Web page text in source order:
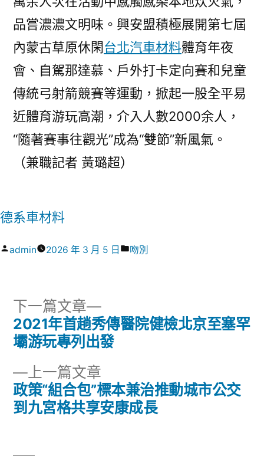
品嘗濃濃文明味。興安盟積極展開第七屆
內蒙古草原休閑台北汽車材料體育年夜
會、自駕那達慕、戶外打卡定向賽和兒童
傳統弓射箭競賽等運動，掀起一股全平易
近體育游玩高潮，介入人數2000余人，
“隨著賽事往觀光”成為“雙節”新風氣。
（兼職記者 黃璐超）
德系車材料
作
admin 2026 年 3 月 5 日
分
吻別
文
導
覽
上一篇文章
一
篇
政策“組合包”標本兼治推動城市公交
到九宮格共享安康成長
下一篇文章
下
一
篇
2021年首趟秀傳醫院健檢北京至塞罕
壩游玩專列出發